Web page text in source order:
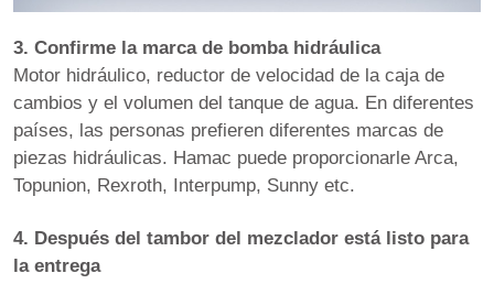
3. Confirme la marca de bomba hidráulica
Motor hidráulico, reductor de velocidad de la caja de
cambios y el volumen del tanque de agua. En diferentes
países, las personas prefieren diferentes marcas de
piezas hidráulicas. Hamac puede proporcionarle Arca,
Topunion, Rexroth, Interpump, Sunny etc.
4. Después del tambor del mezclador está listo para
la entrega